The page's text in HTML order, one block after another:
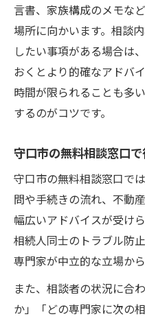
言書、家族構成のメモな
場所に向かいます。相談
したい事項がある場合は
おくとより的確なアドバ
時間が限られることも多
するのがコツです。
守口市の無料相談窓口
守口市の無料相談窓口で
問や手続きの流れ、不動
幅広いアドバイスが受け
相続人同士のトラブル防
専門家が中立的な立場か
また、相談者の状況に合
か」「どの専門家に次の